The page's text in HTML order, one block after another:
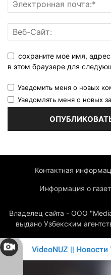
сохраните мое имя,
в этом браузере для
Уведомить меня о новых
Уведомлять меня о новых
Контактная
Информация о
Владелец сайта - ООО
выдано Узбекским